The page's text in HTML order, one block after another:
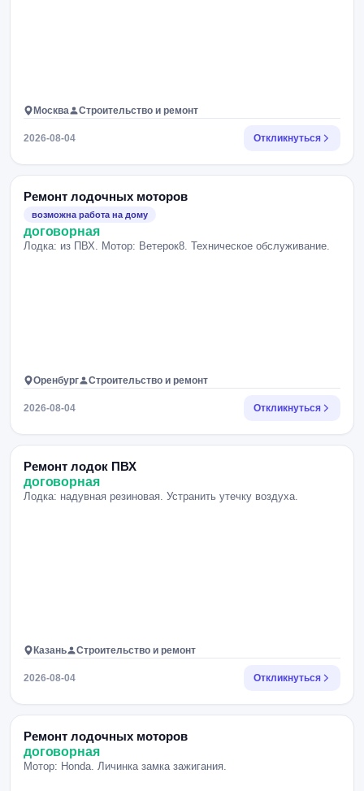
Москва Строительство и ремонт
2026-08-04 Откликнуться
Ремонт лодочных моторов
возможна работа на дому
договорная
Лодка: из ПВХ. Мотор: Ветерок8. Техническое обслуживание.
Оренбург Строительство и ремонт
2026-08-04 Откликнуться
Ремонт лодок ПВХ
договорная
Лодка: надувная резиновая. Устранить утечку воздуха.
Казань Строительство и ремонт
2026-08-04 Откликнуться
Ремонт лодочных моторов
договорная
Мотор: Honda. Личинка замка зажигания.